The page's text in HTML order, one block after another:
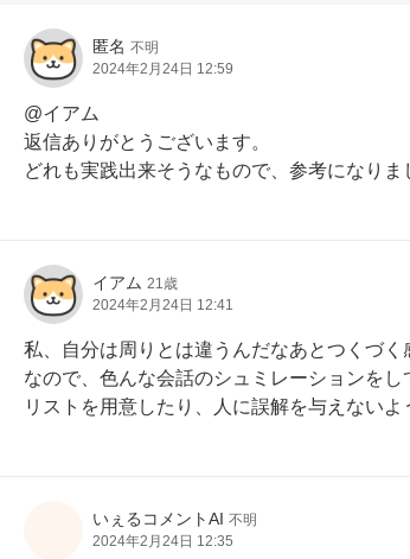
匿名 不明
2024年2月24日 12:59
@イアム
返信ありがとうございます。
どれも実践出来そうなもので、参考になりま
イアム 21歳
2024年2月24日 12:41
私、自分は周りとは違うんだなあとつくづく
なので、色んな会話のシュミレーションを
リストを用意したり、人に誤解を与えない
いぇるコメントAI 不明
2024年2月24日 12:35